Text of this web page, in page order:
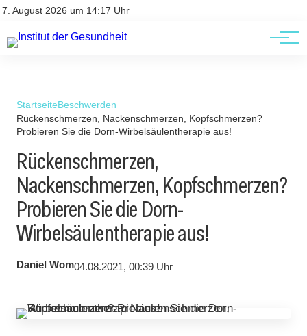
7. August 2026 um 14:17 Uhr
Kontakt
Kontakt
AGBs
StartseiteBeschwerden
Rückenschmerzen, Nackenschmerzen, Kopfschmerzen?
Probieren Sie die Dorn-Wirbelsäulentherapie aus!
Rückenschmerzen,
Nackenschmerzen, Kopfschmerzen?
Probieren Sie die Dorn-
Wirbelsäulentherapie aus!
Daniel Wom04.08.2021, 00:39 Uhr